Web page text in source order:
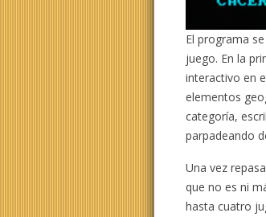
El programa
juego. En la
interactivo en
elementos
categoría,
parpadeando
Una vez
que no es ni
hasta cuatro